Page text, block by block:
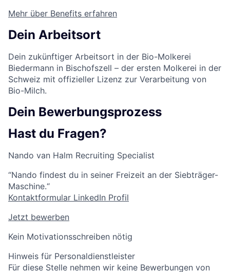
Mehr über Benefits erfahren
Dein Arbeitsort
Dein zukünftiger Arbeitsort in der Bio-Molkerei
Biedermann in Bischofszell – der ersten Molkerei in der
Schweiz mit offizieller Lizenz zur Verarbeitung von
Bio-Milch.
Dein Bewerbungsprozess
Hast du Fragen?
Nando van Halm Recruiting Specialist
“Nando findest du in seiner Freizeit an der Siebträger-
Maschine.“
Kontaktformular LinkedIn Profil
Jetzt bewerben
Kein Motivationsschreiben nötig
Hinweis für Personaldienstleister
Für diese Stelle nehmen wir keine Bewerbungen von